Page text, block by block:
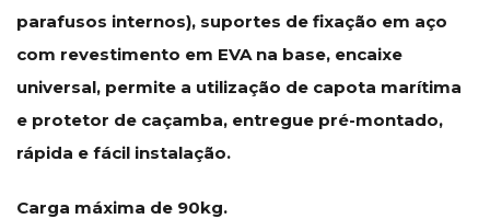
parafusos internos), suportes de fixação em aço
com revestimento em EVA na base, encaixe
universal, permite a utilização de capota marítima
e protetor de caçamba, entregue pré-montado,
rápida e fácil instalação.
Carga máxima de 90kg.